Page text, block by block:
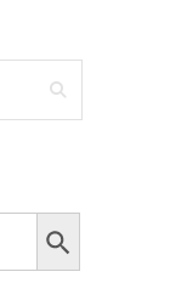
Search Button